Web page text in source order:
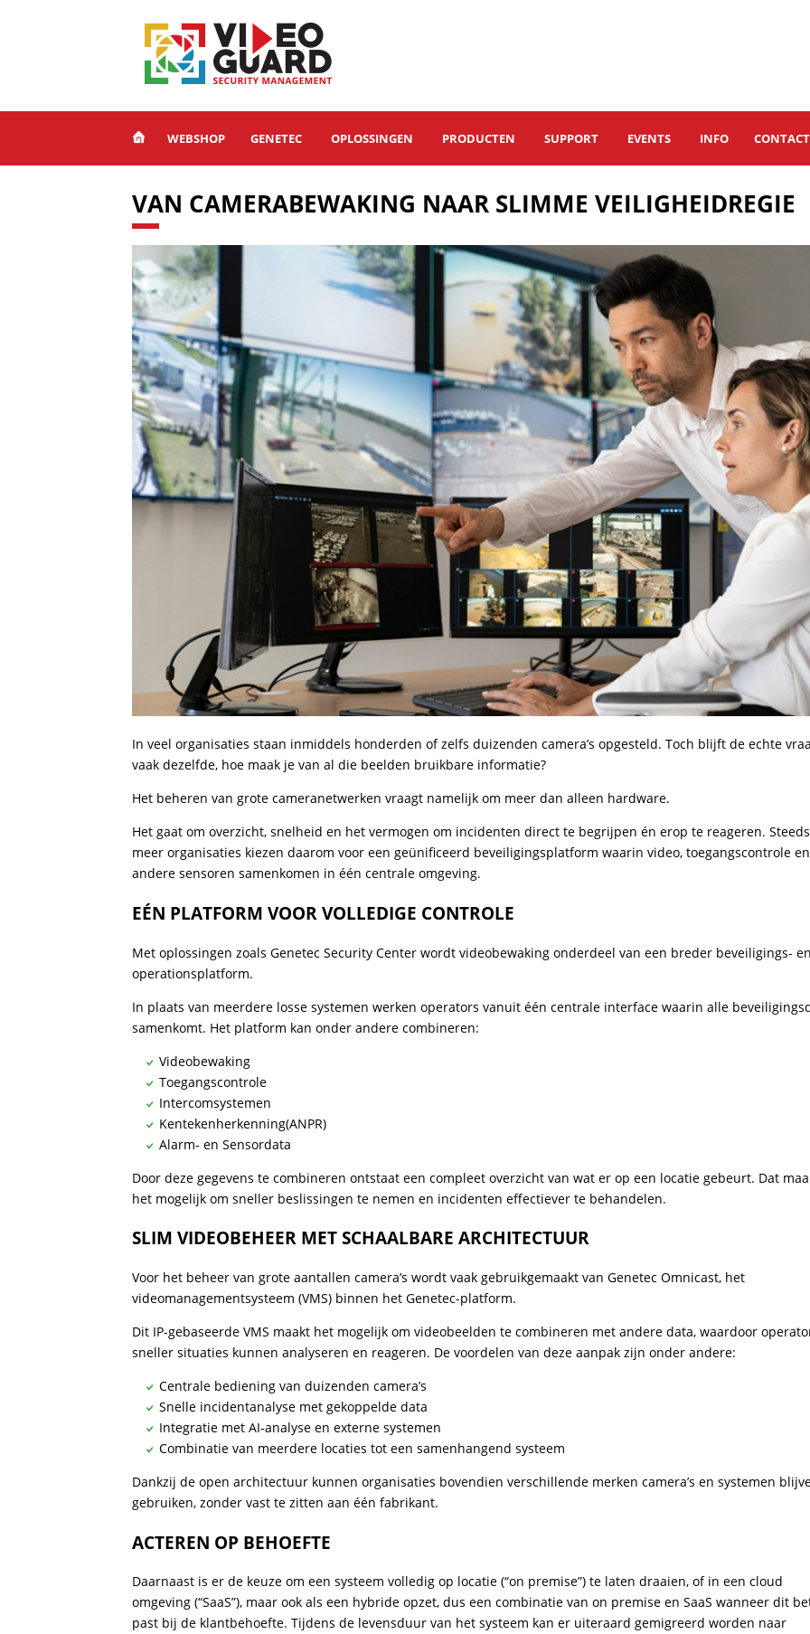
WEBSHOP GENETEC OPLOSSINGEN PRODUCTEN SUPPORT EVENTS INFO CONTACT
VAN CAMERABEWAKING NAAR SLIMME VEILIGHEIDREGIE
In veel organisaties staan inmiddels honderden of zelfs duizenden camera’s opgesteld. Toch blijft de echte
vaak dezelfde, hoe maak je van al die beelden bruikbare informatie?
Het beheren van grote cameranetwerken vraagt namelijk om meer dan alleen hardware.
Het gaat om overzicht, snelheid en het vermogen om incidenten direct te begrijpen én erop te reageren. Steeds
meer organisaties kiezen daarom voor een geünificeerd beveiligingsplatform waarin video, toegangscontrole en
andere sensoren samenkomen in één centrale omgeving.
EÉN PLATFORM VOOR VOLLEDIGE CONTROLE
Met oplossingen zoals Genetec Security Center wordt videobewaking onderdeel van een breder beveiligings-
operationsplatform.
In plaats van meerdere losse systemen werken operators vanuit één centrale interface waarin alle
samenkomt. Het platform kan onder andere combineren:
Videobewaking
Toegangscontrole
Intercomsystemen
Kentekenherkenning(ANPR)
Alarm- en Sensordata
Door deze gegevens te combineren ontstaat een compleet overzicht van wat er op een locatie gebeurt. Dat
het mogelijk om sneller beslissingen te nemen en incidenten effectiever te behandelen.
SLIM VIDEOBEHEER MET SCHAALBARE ARCHITECTUUR
Voor het beheer van grote aantallen camera’s wordt vaak gebruikgemaakt van Genetec Omnicast, het
videomanagementsysteem (VMS) binnen het Genetec-platform.
Dit IP-gebaseerde VMS maakt het mogelijk om videobeelden te combineren met andere data, waardoor
sneller situaties kunnen analyseren en reageren. De voordelen van deze aanpak zijn onder andere:
Centrale bediening van duizenden camera’s
Snelle incidentanalyse met gekoppelde data
Integratie met AI-analyse en externe systemen
Combinatie van meerdere locaties tot een samenhangend systeem
Dankzij de open architectuur kunnen organisaties bovendien verschillende merken camera’s en systemen
gebruiken, zonder vast te zitten aan één fabrikant.
ACTEREN OP BEHOEFTE
Daarnaast is er de keuze om een systeem volledig op locatie (“on premise”) te laten draaien, of in een cloud
omgeving (“SaaS”), maar ook als een hybride opzet, dus een combinatie van on premise en SaaS wanneer dit
past bij de klantbehoefte. Tijdens de levensduur van het systeem kan er uiteraard gemigreerd worden naar